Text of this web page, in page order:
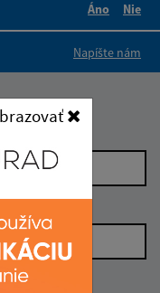
Áno
Nie
Napíšte nám